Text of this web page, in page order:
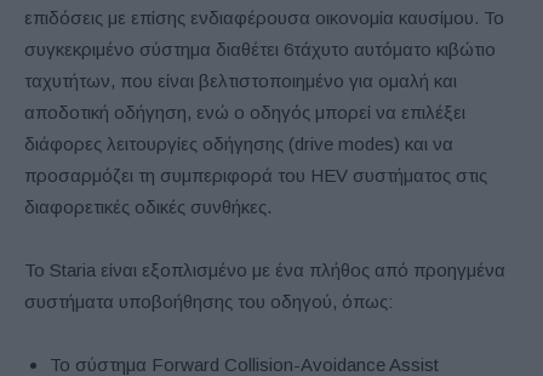
επιδόσεις με επίσης ενδιαφέρουσα οικονομία καυσίμου. Το
συγκεκριμένο σύστημα διαθέτει 6τάχυτο αυτόματο κιβώτιο
ταχυτήτων, που είναι βελτιστοποιημένο για ομαλή και
αποδοτική οδήγηση, ενώ ο οδηγός μπορεί να επιλέξει
διάφορες λειτουργίες οδήγησης (drive modes) και να
προσαρμόζει τη συμπεριφορά του HEV συστήματος στις
διαφορετικές οδικές συνθήκες.
Το Staria είναι εξοπλισμένο με ένα πλήθος από προηγμένα
συστήματα υποβοήθησης του οδηγού, όπως:
Το σύστημα Forward Collision-Avoidance Assist